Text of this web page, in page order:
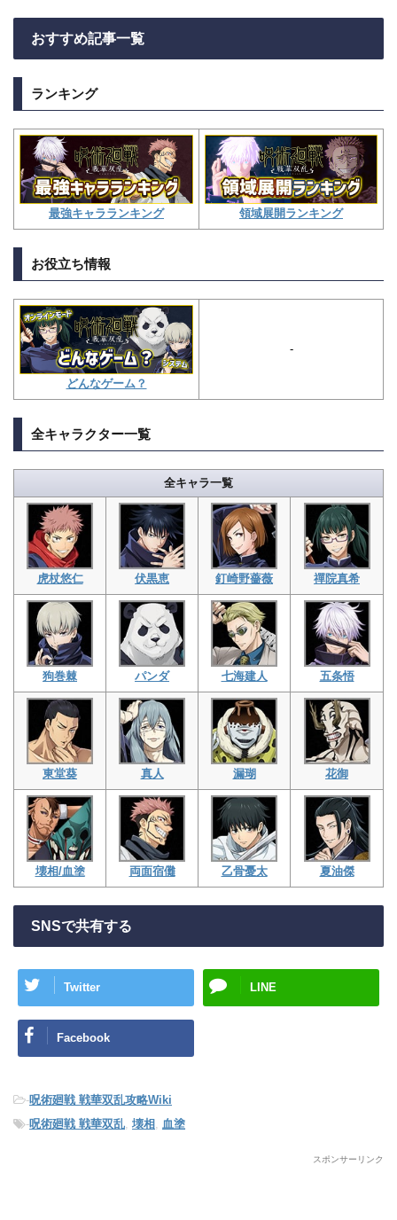
おすすめ記事一覧
ランキング
最強キャラランキング 領域展開ランキング
お役立ち情報
どんなゲーム？
-
全キャラクター一覧
全キャラ一覧
虎杖悠仁 伏黒恵 釘崎野薔薇 禪院真希
狗巻棘 パンダ 七海建人 五条悟
東堂葵 真人 漏瑚 花御
壊相/血塗 両面宿儺 乙骨憂太 夏油傑
SNSで共有する
Twitter LINE
Facebook
-呪術廻戦 戦華双乱攻略Wiki
-呪術廻戦 戦華双乱 壊相 血塗
スポンサーリンク